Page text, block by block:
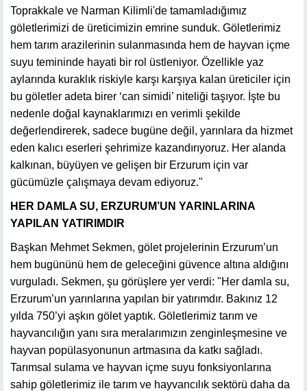
Toprakkale ve Narman Kilimli'de tamamladığımız
göletlerimizi de üreticimizin emrine sunduk. Göletlerimiz
hem tarım arazilerinin sulanmasında hem de hayvan içme
suyu temininde hayati bir rol üstleniyor. Özellikle yaz
aylarında kuraklık riskiyle karşı karşıya kalan üreticiler için
bu göletler adeta birer ‘can simidi’ niteliği taşıyor. İşte bu
nedenle doğal kaynaklarımızı en verimli şekilde
değerlendirerek, sadece bugüne değil, yarınlara da hizmet
eden kalıcı eserleri şehrimize kazandırıyoruz. Her alanda
kalkınan, büyüyen ve gelişen bir Erzurum için var
gücümüzle çalışmaya devam ediyoruz."
HER DAMLA SU, ERZURUM’UN YARINLARINA
YAPILAN YATIRIMDIR
Başkan Mehmet Sekmen, gölet projelerinin Erzurum’un
hem bugününü hem de geleceğini güvence altına aldığını
vurguladı. Sekmen, şu görüşlere yer verdi: "Her damla su,
Erzurum’un yarınlarına yapılan bir yatırımdır. Bakınız 12
yılda 750’yi aşkın gölet yaptık. Göletlerimiz tarım ve
hayvancılığın yanı sıra meralarımızın zenginleşmesine ve
hayvan popülasyonunun artmasına da katkı sağladı.
Tarımsal sulama ve hayvan içme suyu fonksiyonlarına
sahip göletlerimiz ile tarım ve hayvancılık sektörü daha da